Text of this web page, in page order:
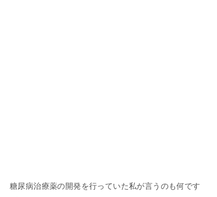
糖尿病治療薬の開発を行っていた私が言うのも何です